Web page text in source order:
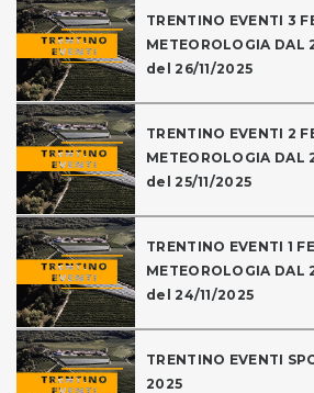
TRENTINO EVENTI 3
METEOROLOGIA DAL
del 26/11/2025
TRENTINO EVENTI 2
METEOROLOGIA DAL
del 25/11/2025
TRENTINO EVENTI 1
METEOROLOGIA DAL
del 24/11/2025
TRENTINO EVENTI
2025